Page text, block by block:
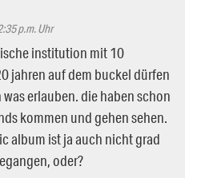
p.m. Uhr
institution mit 10
jahren auf dem buckel dürfen
erlauben. die haben schon
kommen und gehen sehen.
album ist ja auch nicht grad
oder?